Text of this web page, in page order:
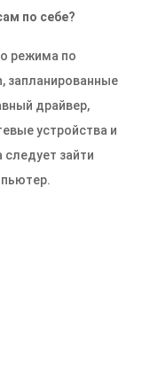
по себе?
режима по
запланированные
драйвер,
устройства и
следует зайти